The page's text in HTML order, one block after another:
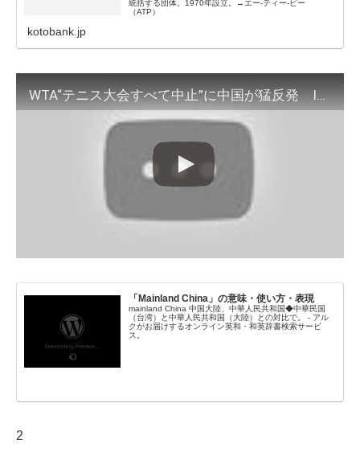
統括する団体。1970年設立。→エー‐ティー‐ピー
（ATP）
kotobank.jp
WTA“テニス大会すべて中止”に中国が猛反発 IOCは「彭帥選手と再び通話」
「Mainland China」の意味・使い方・表現
mainland China 中国大陸、中華人民共和国◆中華民国
（台湾）と中華人民共和国（大陸）との対比で。 - アル
クがお届けするオンライン英和・和英辞書検索サービ
ス。
2